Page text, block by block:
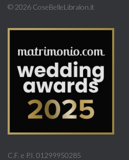
© 2026 CoseBelleLibralon.it
C.F. e P.I. 01299950285